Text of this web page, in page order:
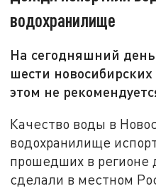
водохранилище
На сегодняшний
шести
этом не
Качество воды в
водохранилище
прошедших в регионе
сделали в местном